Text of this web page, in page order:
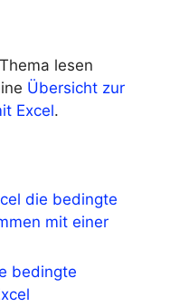
lesen
Übersicht zur
Excel.
die bedingte
mit einer
bedingte